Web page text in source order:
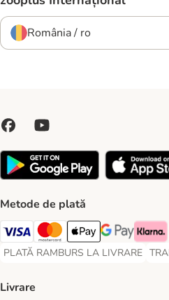
România / ro
Metode de plată
Visa Payment Method
Master Card Payment Method
Apple Pay Payment
Google PayKlarna
PLATĂ RAMBURS LA LIVRARE
PLATĂ RAMBURS LA LIVRARE
Livrare